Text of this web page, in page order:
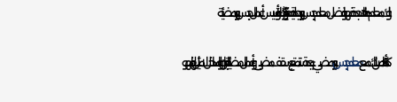
و لك معلم دهانات جدة فهو افضل معلم جبس بورد بجدة، لديه خبرة كبير بإنشاء وتأسيس أعمال جبس بورد مضيئة.
كما تأكد من انك معمعلم جبسبورد مضيء بجدة ستتمتع بسقف مضيئ وأعمال مضيئة بالجدران والمداخل لا مثيل لها فهو